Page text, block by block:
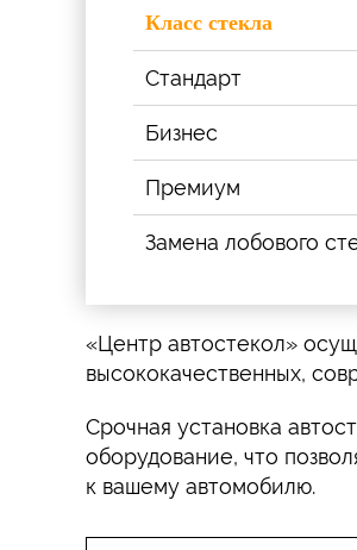
Класс стекла
Стандарт
Бизнес
Премиум
Замена лобового
«Центр автостекол»
высококачественных,
Срочная установка
оборудование, что
к вашему автомобилю.